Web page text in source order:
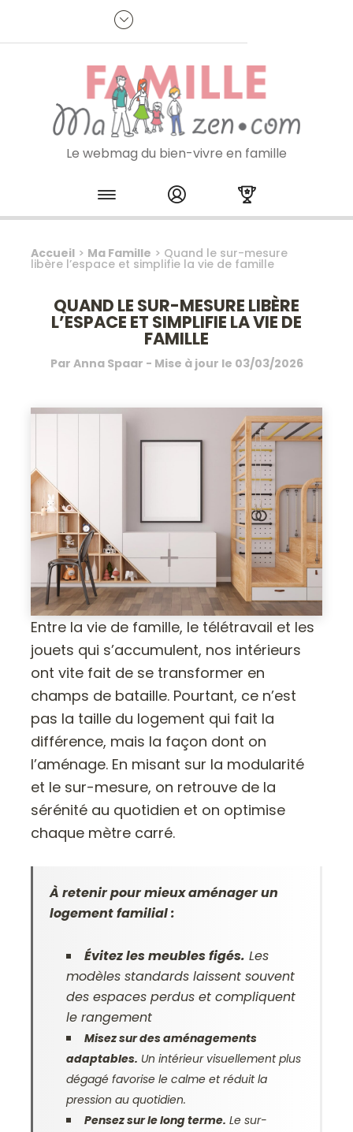
Je m'inscris à la newsletter
Le webmag du bien-vivre en famille
Skip to content
Accueil > Ma Famille > Quand le sur-mesure
libère l’espace et simplifie la vie de famille
QUAND LE SUR-MESURE LIBÈRE
L’ESPACE ET SIMPLIFIE LA VIE DE
FAMILLE
Par Anna Spaar - Mise à jour le 03/03/2026
Entre la vie de famille, le télétravail et les
jouets qui s’accumulent, nos intérieurs
ont vite fait de se transformer en
champs de bataille. Pourtant, ce n’est
pas la taille du logement qui fait la
différence, mais la façon dont on
l’aménage. En misant sur la modularité
et le sur-mesure, on retrouve de la
sérénité au quotidien et on optimise
chaque mètre carré.
À retenir pour mieux aménager un
logement familial :
Évitez les meubles figés. Les
modèles standards laissent souvent
des espaces perdus et compliquent
le rangement
Misez sur des aménagements
adaptables. Un intérieur visuellement plus
dégagé favorise le calme et réduit la
pression au quotidien.
Pensez sur le long terme. Le sur-
Panneau de gestion des cookies